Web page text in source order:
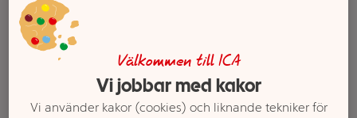
Välkommen till ICA
Vi jobbar med kakor
Vi använder kakor (cookies) och liknande tekniker för